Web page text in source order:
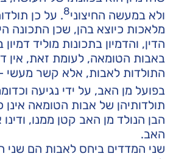
ולא במעשה החיצוני8. על כן
מלאכות כיוצא בהן, שכן התכונה
הדין, והדמיון בתכונות מוליד דמיון
באבות הטומאה, לעומת זאת, אין
התולדות לאבות, אלא קשר מעשי
בפועל מן האב, על ידי נגיעה
תולדותיהן של אבות הטומאה אינן
הבן הנולד מן האב קטן ממנו, ודינו
האב.
שני המדדים ביחס לאבות הם שני